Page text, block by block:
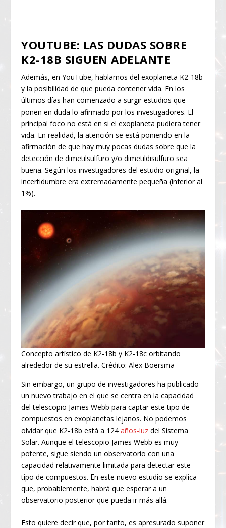
YOUTUBE: LAS DUDAS SOBRE
K2-18B SIGUEN ADELANTE
Además, en YouTube, hablamos del exoplaneta K2-18b
y la posibilidad de que pueda contener vida. En los
últimos días han comenzado a surgir estudios que
ponen en duda lo afirmado por los investigadores. El
principal foco no está en si el exoplaneta pudiera tener
vida. En realidad, la atención se está poniendo en la
afirmación de que hay muy pocas dudas sobre que la
detección de dimetilsulfuro y/o dimetildisulfuro sea
buena. Según los investigadores del estudio original, la
incertidumbre era extremadamente pequeña (inferior al
1%).
Concepto artístico de K2-18b y K2-18c orbitando
alrededor de su estrella. Crédito: Alex Boersma
Sin embargo, un grupo de investigadores ha publicado
un nuevo trabajo en el que se centra en la capacidad
del telescopio James Webb para captar este tipo de
compuestos en exoplanetas lejanos. No podemos
olvidar que K2-18b está a 124años-luz del Sistema
Solar. Aunque el telescopio James Webb es muy
potente, sigue siendo un observatorio con una
capacidad relativamente limitada para detectar este
tipo de compuestos. En este nuevo estudio se explica
que, probablemente, habrá que esperar a un
observatorio posterior que pueda ir más allá.
Esto quiere decir que, por tanto, es apresurado suponer